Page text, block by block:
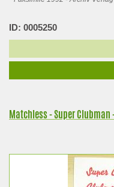
ID: 0005250
Matchless - Super Clubman